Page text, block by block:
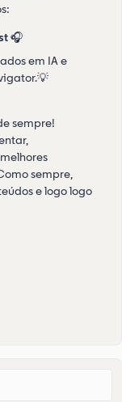
🎧
em IA e
sempre!
sempre,
e logo logo